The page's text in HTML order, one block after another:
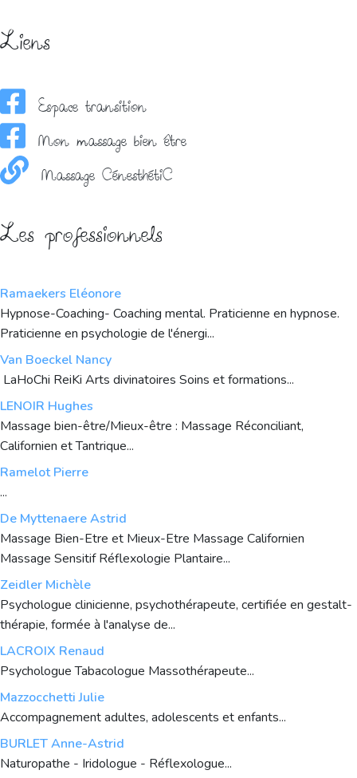
Liens
Espace transition
Mon massage bien être
Massage CénesthétiC
Les professionnels
Ramaekers Eléonore
Hypnose-Coaching- Coaching mental. Praticienne en hypnose.
Praticienne en psychologie de l'énergi...
Van Boeckel Nancy
LaHoChi ReiKi Arts divinatoires Soins et formations...
LENOIR Hughes
Massage bien-être/Mieux-être : Massage Réconciliant,
Californien et Tantrique...
Ramelot Pierre
...
De Myttenaere Astrid
Massage Bien-Etre et Mieux-Etre Massage Californien
Massage Sensitif Réflexologie Plantaire...
Zeidler Michèle
Psychologue clinicienne, psychothérapeute, certifiée en gestalt-
thérapie, formée à l'analyse de...
LACROIX Renaud
Psychologue Tabacologue Massothérapeute...
Mazzocchetti Julie
Accompagnement adultes, adolescents et enfants...
BURLET Anne-Astrid
Naturopathe - Iridologue - Réflexologue...